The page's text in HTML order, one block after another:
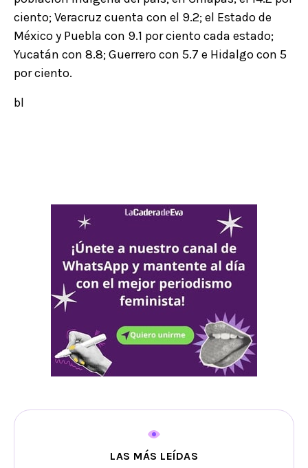
ciento; Veracruz cuenta con el 9.2; el Estado de
México y Puebla con 9.1 por ciento cada estado;
Yucatán con 8.8; Guerrero con 5.7 e Hidalgo con 5
por ciento.
bl
LAS MÁS LEÍDAS